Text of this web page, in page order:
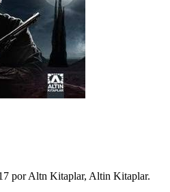
por Altn Kitaplar, Altin Kitaplar.